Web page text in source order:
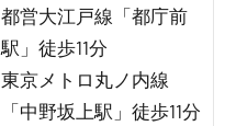
都営大江戸線「都庁前
駅」徒歩11分
東京メトロ丸ノ内線
「中野坂上駅」徒歩11分